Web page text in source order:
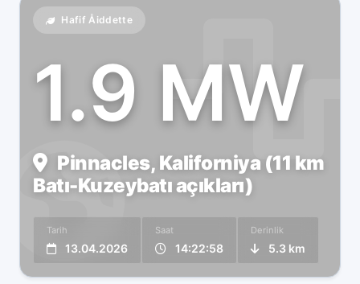
Hafif Åiddette
1.9 MW
Pinnacles, Kaliforniya (11 km
Batı-Kuzeybatı açıkları)
Tarih
13.04.2026
Saat
14:22:58
Derinlik
5.3 km